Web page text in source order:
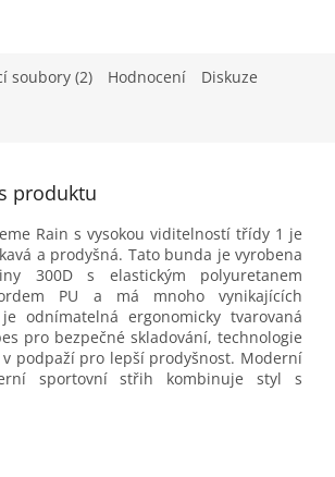
soubory (2) Hodnocení Diskuze
produktu
Rain s vysokou viditelností třídy 1 je
a prodyšná. Tato bunda je vyrobena
300D s elastickým polyuretanem
PU a má mnoho vynikajících
odnímatelná ergonomicky tvarovaná
pro bezpečné skladování, technologie
v podpaží pro lepší prodyšnost. Moderní
sportovní střih kombinuje styl s